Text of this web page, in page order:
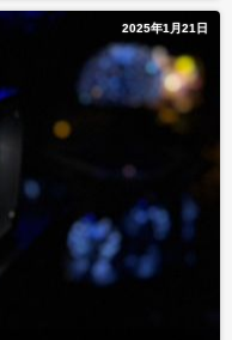
2025年1月21日